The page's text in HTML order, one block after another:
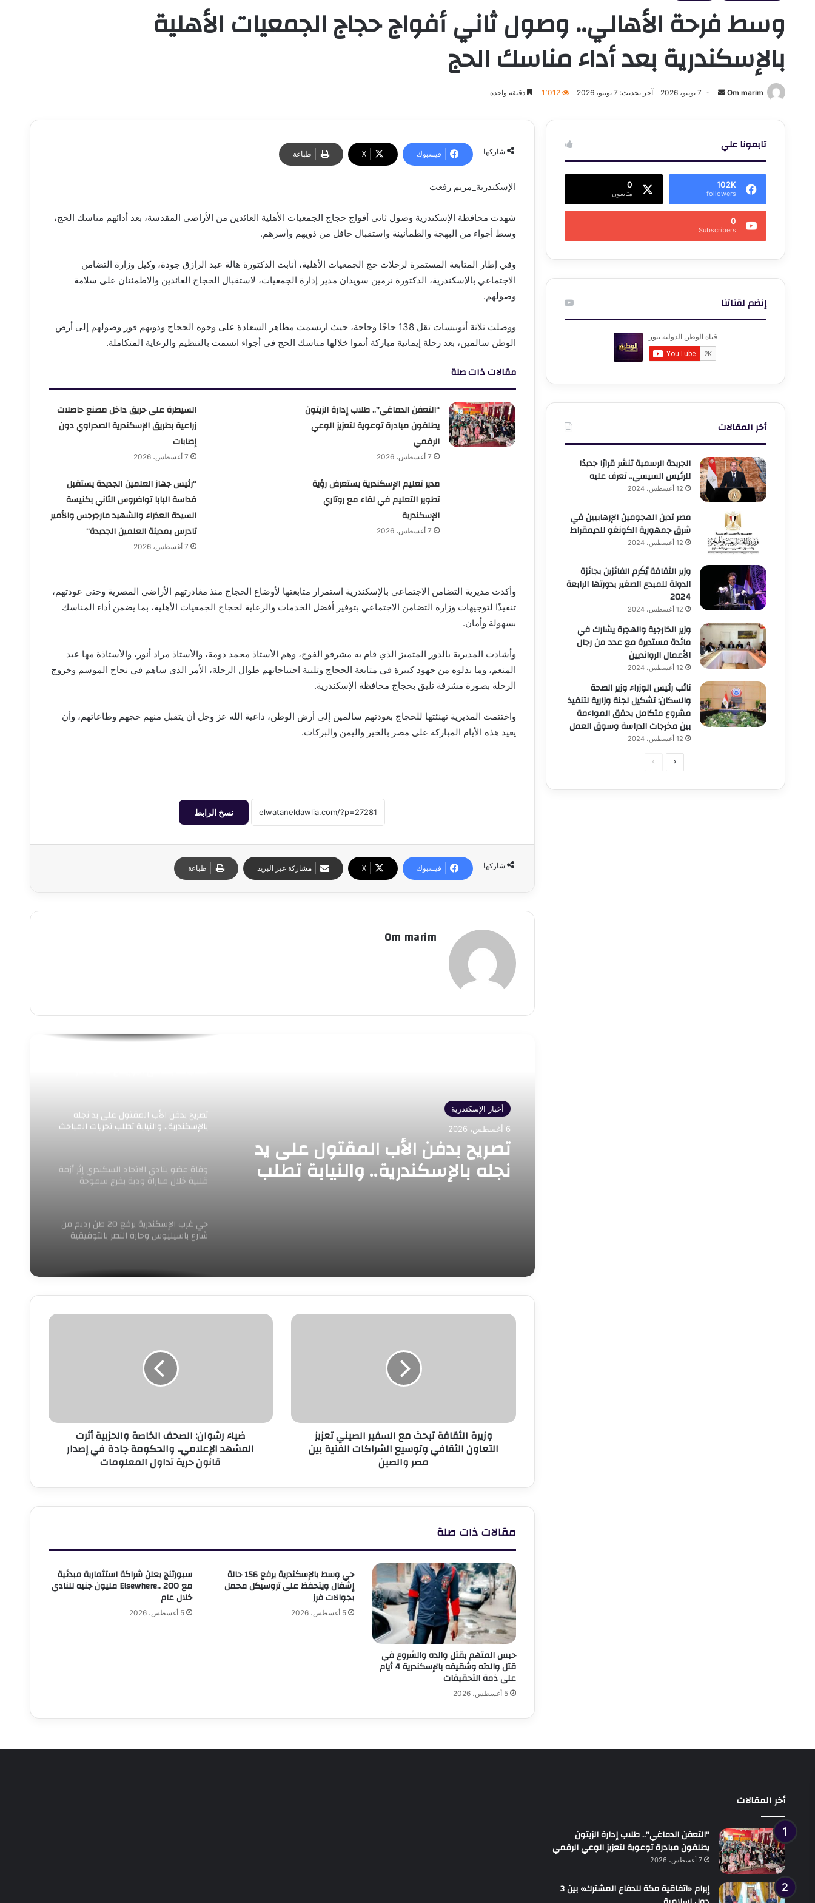
وسط فرحة الأهالي.. وصول ثاني أفواج حجاج الجمعيات الأهلية
بالإسكندرية بعد أداء مناسك الحج
Om marim
أرسل
إلكترونيا
7 يونيو، 2026 آخر تحديث: 7 يونيو، 2026 1٬012 دقيقة واحدة
شاركها فيسبوك ‫X طباعة
الإسكندرية_مريم رفعت
شهدت محافظة الإسكندرية وصول ثاني أفواج حجاج الجمعيات الأهلية العائدين من الأراضي المقدسة، بعد أدائهم مناسك الحج،
وسط أجواء من البهجة والطمأنينة واستقبال حافل من ذويهم وأسرهم.
وفي إطار المتابعة المستمرة لرحلات حج الجمعيات الأهلية، أنابت الدكتورة هالة عبد الرازق جودة، وكيل وزارة التضامن
الاجتماعي بالإسكندرية، الدكتورة نرمين سويدان مدير إدارة الجمعيات، لاستقبال الحجاج العائدين والاطمئنان على سلامة
وصولهم.
ووصلت ثلاثة أتوبيسات تقل 138 حاجًا وحاجة، حيث ارتسمت مظاهر السعادة على وجوه الحجاج وذويهم فور وصولهم إلى أرض
الوطن سالمين، بعد رحلة إيمانية مباركة أتموا خلالها مناسك الحج في أجواء اتسمت بالتنظيم والرعاية المتكاملة.
مقالات ذات صلة
“التعفن الدماغي”.. طلاب إدارة الزيتون
يطلقون مبادرة توعوية لتعزيز الوعي
الرقمي
7 أغسطس، 2026
السيطرة على حريق داخل مصنع حاصلات
زراعية بطريق الإسكندرية الصحراوي دون
إصابات
7 أغسطس، 2026
مدير تعليم الإسكندرية يستعرض رؤية
تطوير التعليم في لقاء مع روتاري
الإسكندرية
7 أغسطس، 2026
“رئيس جهاز العلمين الجديدة يستقبل
قداسة البابا تواضروس الثاني بكنيسة
السيدة العذراء والشهيد مارجرجس والأمير
تادرس بمدينة العلمين الجديدة”
7 أغسطس، 2026
وأكدت مديرية التضامن الاجتماعي بالإسكندرية استمرار متابعتها لأوضاع الحجاج منذ مغادرتهم الأراضي المصرية وحتى عودتهم،
تنفيذًا لتوجيهات وزارة التضامن الاجتماعي بتوفير أفضل الخدمات والرعاية لحجاج الجمعيات الأهلية، بما يضمن أداء المناسك
بسهولة وأمان.
وأشادت المديرية بالدور المتميز الذي قام به مشرفو الفوج، وهم الأستاذ محمد دومة، والأستاذ مراد أنور، والأستاذة مها عبد
المنعم، وما بذلوه من جهود كبيرة في متابعة الحجاج وتلبية احتياجاتهم طوال الرحلة، الأمر الذي ساهم في نجاح الموسم وخروج
الرحلة بصورة مشرفة تليق بحجاج محافظة الإسكندرية.
واختتمت المديرية تهنئتها للحجاج بعودتهم سالمين إلى أرض الوطن، داعية الله عز وجل أن يتقبل منهم حجهم وطاعاتهم، وأن
يعيد هذه الأيام المباركة على مصر بالخير واليمن والبركات.
نسخ الرابط
شاركها فيسبوك ‫X مشاركة عبر البريد طباعة
Om marim
أخبار الإسكندرية
6 أغسطس، 2026
تصريح بدفن الأب المقتول على يد
نجله بالإسكندرية.. والنيابة تطلب
تحريات المباحث
تصريح بدفن الأب المقتول على يد نجله
بالإسكندرية.. والنيابة تطلب تحريات المباحث
وفاة عضو بنادي الاتحاد السكندري إثر أزمة
قلبية خلال مباراة ودية بفرع سموحة
حي غرب الإسكندرية يرفع 20 طن رديم من
شارع باسيليوس وحارة النصر بالتوفيقية
وزيرة
الثقافي
الشراكات
وزيرة الثقافة تبحث مع السفير الصيني تعزيز
التعاون الثقافي وتوسيع الشراكات الفنية بين
مصر والصين
ضياء
والحكومة
ضياء رشوان: الصحف الخاصة والحزبية أثرت
المشهد الإعلامي.. والحكومة جادة في إصدار
قانون حرية تداول المعلومات
مقالات ذات صلة
حبس المتهم بقتل والده والشروع في
قتل والدته وشقيقه بالإسكندرية 4 أيام
على ذمة التحقيقات
5 أغسطس، 2026
حي وسط بالإسكندرية يرفع 156 حالة
إشغال ويتحفظ على تروسيكل محمل
بجوالات فرز
5 أغسطس، 2026
سبورتنج يعلن شراكة استثمارية مبدئية
مع Elsewhere.. 200 مليون جنيه للنادي
خلال عام
5 أغسطس، 2026
تابعونا علي
102K
followers
0
متابعون
0
Subscribers
إنضم لقناتنا
أخر المقالات
الجريدة الرسمية تنشر قرارًا جديدًا
للرئيس السيسي.. تعرف عليه
12 أغسطس، 2024
مصر تدين الهجومين الإرهابيين في
شرق جمهورية الكونغو للديمقراط
12 أغسطس، 2024
وزير الثقافة يُكَرم الفائزين بجائزة
الدولة للمبدع الصغير بدورتها الرابعة
2024
12 أغسطس، 2024
وزير الخارجية والهجرة يشارك في
مائدة مستديرة مع عدد من رجال
الأعمال الروانديين
12 أغسطس، 2024
نائب رئيس الوزراء وزير الصحة
والسكان: تشكيل لجنة وزارية لتنفيذ
مشروع متكامل يحقق المواءمة
بين مخرجات الدراسة وسوق العمل
12 أغسطس، 2024
الصفحةالصفحة
أخر المقالات
“التعفن الدماغي”.. طلاب إدارة الزيتون
يطلقون مبادرة توعوية لتعزيز الوعي الرقمي
7 أغسطس، 2026
إبرام «اتفاقية مكة للدفاع المشترك» بين 3